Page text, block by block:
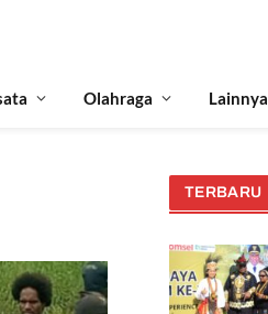
Olahraga Lainnya
TERBARU